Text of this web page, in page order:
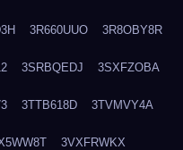
3R660UUO 3R8OBY8R
3SRBQEDJ 3SXFZOBA
3TTB618D 3TVMVY4A
3VXFRWKX